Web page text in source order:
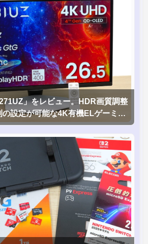
」をレビュー。HDR画質調整
の設定が可能な4K有機ELゲーミン
検証